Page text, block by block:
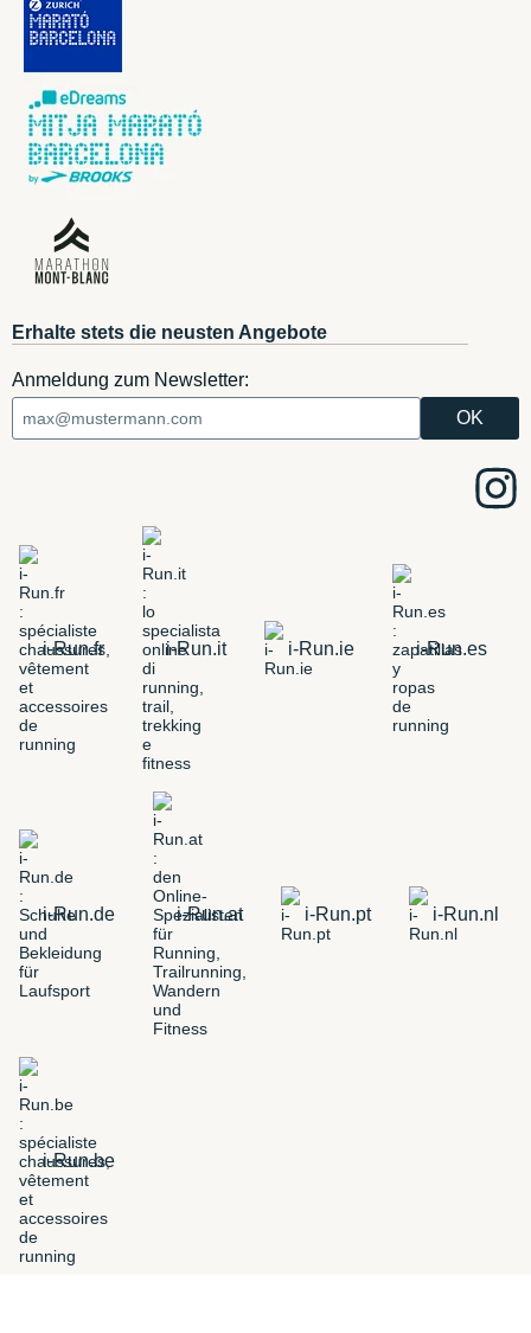
Erhalte stets die neusten Angebote
Anmeldung zum Newsletter:
i-Run.fr i-Run.it i-Run.ie i-Run.es
i-Run.de i-Run.at i-Run.pt i-Run.nl
i-Run.be